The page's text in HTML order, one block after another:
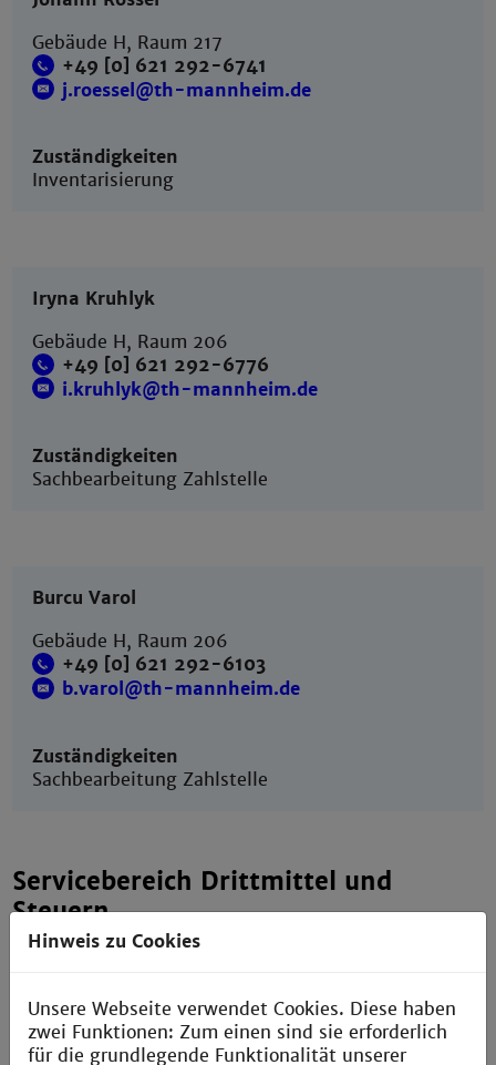
Gebäude H, Raum 217
+49 [0] 621 292-6741
j.roessel@th-mannheim.de
Zuständigkeiten
Inventarisierung
Iryna Kruhlyk
Gebäude H, Raum 206
+49 [0] 621 292-6776
i.kruhlyk@th-mannheim.de
Zuständigkeiten
Sachbearbeitung Zahlstelle
Burcu Varol
Gebäude H, Raum 206
+49 [0] 621 292-6103
b.varol@th-mannheim.de
Zuständigkeiten
Sachbearbeitung Zahlstelle
Servicebereich Drittmittel und
Steuern
Winfried Hugo
Hinweis zu Cookies
Unsere Webseite verwendet Cookies. Diese haben
zwei Funktionen: Zum einen sind sie erforderlich
für die grundlegende Funktionalität unserer